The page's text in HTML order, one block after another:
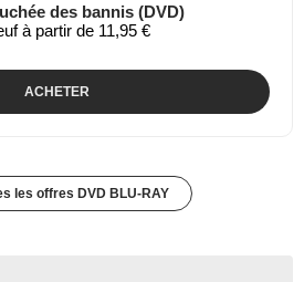
des bannis (DVD)
à partir de 11,95 €
ACHETER
les offres DVD BLU-RAY